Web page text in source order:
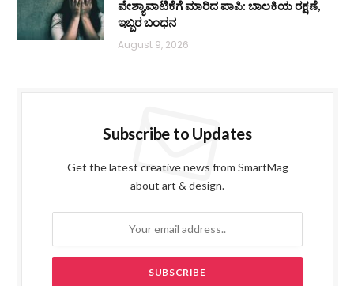
ವೇಶ್ಯಾವಾಟಿಕೆಗೆ ಮಾರಿದ ಪಾಪಿ: ಬಾಲಕಿಯ ರಕ್ಷಣೆ,
ಇಬ್ಬರ ಬಂಧನ
August 9, 2026
Subscribe to Updates
Get the latest creative news from SmartMag
about art & design.